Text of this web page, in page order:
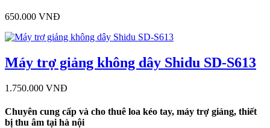
650.000 VNĐ
Máy trợ giảng không dây Shidu SD-S613
1.750.000 VNĐ
Chuyên cung cấp và cho thuê loa kéo tay, máy trợ giảng, thiết
bị thu âm tại hà nội